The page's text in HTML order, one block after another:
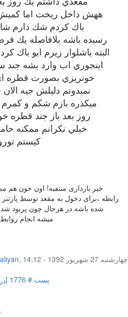
ههش داخل ريخت اما
باك كردم شك دارم
رسيده باشه بلافاصله يك
البته باشلوار زيرم ابو باك
اينجوري اب وارد بشه جند
خونريزي بصورت قطره
نميدونم دليلش جيه الان
ميكذره بازم شكم و كمرم
روز بعد باز جند قطره
خيلي نكرانم ممكنه
كيستم
خیر بارداری منتفیه! اون خون هم
رابطه ،برای دخول به مقعد توسط پارتنر
شده باشه در هرحال چون پریود
میشه انجام
aliyan,
چهار‌شنبه 27 شهریور 1392 - 14:12
پست # 1776